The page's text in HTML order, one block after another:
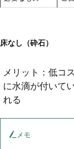
床なし（砕石）
メリット：低コ
に水滴が付いて
れる
メモ